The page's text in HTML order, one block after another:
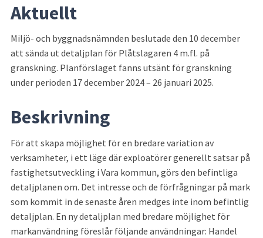
Aktuellt
Miljö- och byggnadsnämnden beslutade den 10 december
att sända ut detaljplan för Plåtslagaren 4 m.fl. på
granskning. Planförslaget fanns utsänt för granskning
under perioden 17 december 2024 – 26 januari 2025.
Beskrivning
För att skapa möjlighet för en bredare variation av
verksamheter, i ett läge där exploatörer generellt satsar på
fastighetsutveckling i Vara kommun, görs den befintliga
detaljplanen om. Det intresse och de förfrågningar på mark
som kommit in de senaste åren medges inte inom befintlig
detaljplan. En ny detaljplan med bredare möjlighet för
markanvändning föreslår följande användningar: Handel